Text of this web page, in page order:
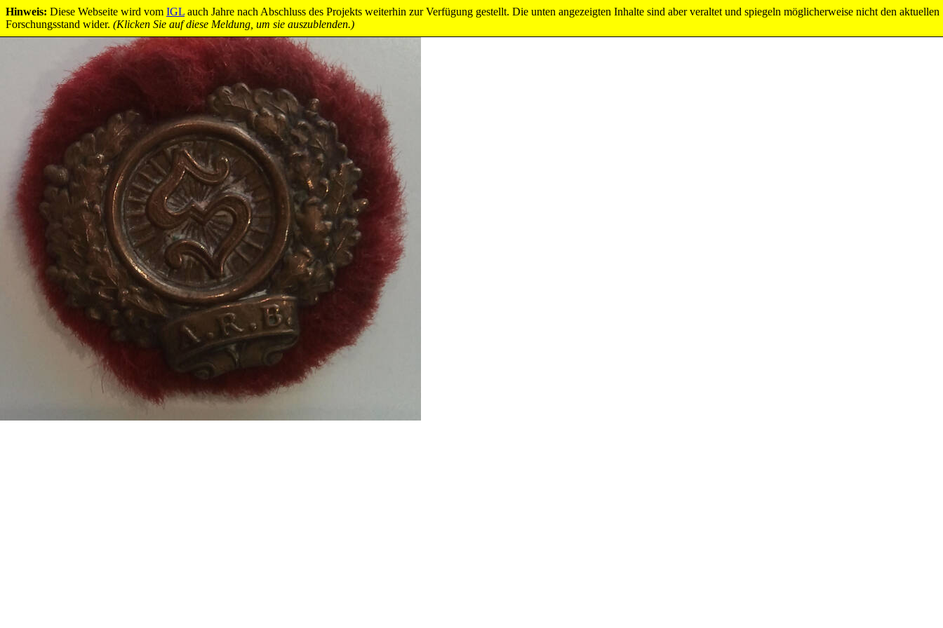
Hinweis: Diese Webseite wird vom IGL auch Jahre nach Abschluss des Projekts weiterhin zur Verfügung gestellt. Die unten angezeigten Inhalte sind aber veraltet und spiegeln möglicherweise nicht den aktuellen
Forschungsstand wider. (Klicken Sie auf diese Meldung, um sie auszublenden.)